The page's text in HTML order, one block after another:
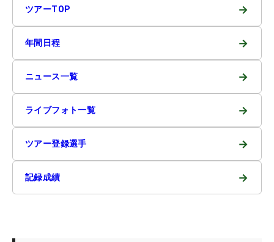
ツアーTOP →
年間日程 →
ニュース一覧 →
ライブフォト一覧 →
ツアー登録選手 →
記録成績 →